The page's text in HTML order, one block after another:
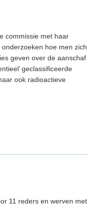
commissie met haar
hoe men zich
geven over de aanschaf
geclassificeerde
ook radioactieve
11 reders en werven met